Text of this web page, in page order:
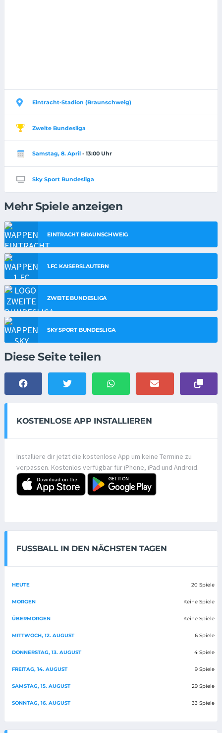
Eintracht-Stadion (Braunschweig)
Zweite Bundesliga
Samstag, 8. April - 13:00 Uhr
Sky Sport Bundesliga
Mehr Spiele anzeigen
EINTRACHT BRAUNSCHWEIG
1.FC KAISERSLAUTERN
ZWEITE BUNDESLIGA
SKY SPORT BUNDESLIGA
Diese Seite teilen
KOSTENLOSE APP INSTALLIEREN
Installiere dir jetzt die kostenlose App um keine Termine zu
verpassen. Kostenlos verfügbar für iPhone, iPad und Android.
FUSSBALL IN DEN NÄCHSTEN TAGEN
HEUTE 20 Spiele
MORGEN Keine Spiele
ÜBERMORGEN Keine Spiele
MITTWOCH, 12. AUGUST 6 Spiele
DONNERSTAG, 13. AUGUST 4 Spiele
FREITAG, 14. AUGUST 9 Spiele
SAMSTAG, 15. AUGUST 29 Spiele
SONNTAG, 16. AUGUST 33 Spiele